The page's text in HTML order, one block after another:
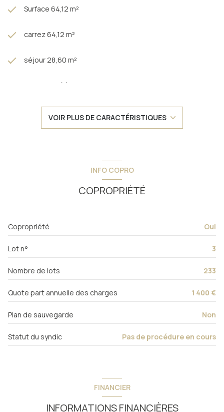
Surface 64,12 m²
carrez 64,12 m²
séjour 28,60 m²
2 chambre(s)
cuisine américaine (équipée)
Chauffage individuel : radiateur (electrique)
2 côté(s) mitoyen(s)
cave
terrasse
interphone
VOIR PLUS DE CARACTÉRISTIQUES
INFO COPRO
COPROPRIÉTÉ
Copropriété Oui
Lot n° 3
Nombre de lots 233
Quote part annuelle des charges 1 400 €
Plan de sauvegarde Non
Statut du syndic Pas de procédure en cours
FINANCIER
INFORMATIONS FINANCIÈRES